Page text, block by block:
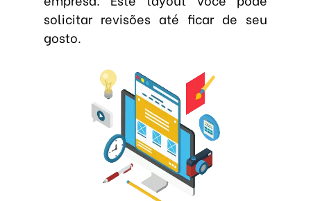
solicitar revisões até ficar de seu
gosto.